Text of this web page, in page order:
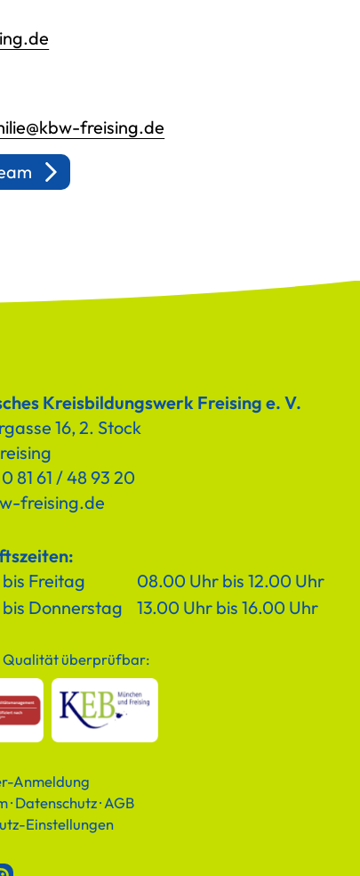
freising.de
Kreisbildungswerk Freising e. V.
16, 2. Stock
81 61 / 48 93 20
freising.de
Freitag
08.00 Uhr bis 12.00 Uhr
Donnerstag
13.00 Uhr bis 16.00 Uhr
Qualität überprüfbar:
Anmeldung
·Datenschutz·AGB
Einstellungen